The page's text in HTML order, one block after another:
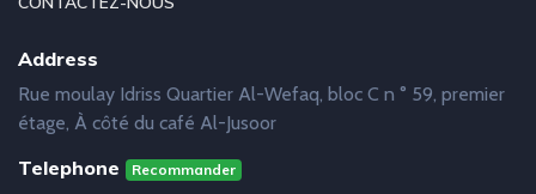
Address
Rue moulay Idriss Quartier Al-Wefaq, bloc C n ° 59, premier
étage, À côté du café Al-Jusoor
Telephone Recommander